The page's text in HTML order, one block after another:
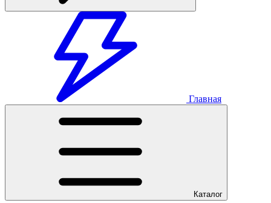
Главная
Каталог